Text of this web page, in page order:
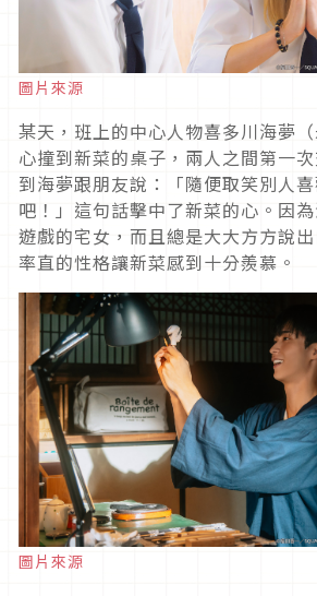
圖片來源
某天，班上的中心人物喜多川海夢
心撞到新菜的桌子，兩人之間第一
到海夢跟朋友說：「隨便取笑別人
吧！」這句話擊中了新菜的心。因
遊戲的宅女，而且總是大大方方說
率直的性格讓新菜感到十分羨慕。
圖片來源